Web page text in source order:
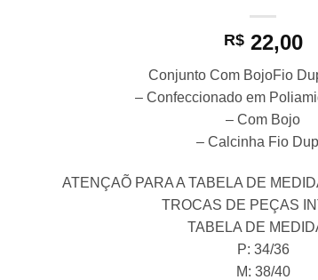
R$22,00
Conjunto Com BojoFio
– Confeccionado em
– Com Bojo
– Calcinha Fio
ATENÇAÕ PARA A TABELA DE
TROCAS DE PEÇAS
TABELA DE
P: 34/36
M: 38/40